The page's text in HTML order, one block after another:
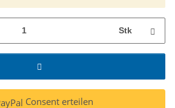
Stk
Consent erteilen